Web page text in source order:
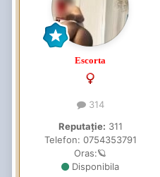
Escorta
314
Reputație: 311
Telefon: 0754353791
Oras:🪐
Disponibila